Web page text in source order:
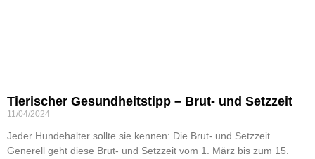
Tierischer Gesundheitstipp – Brut- und Setzzeit
11/04/2024
Jeder Hundehalter sollte sie kennen: Die Brut- und Setzzeit.
Generell geht diese Brut- und Setzzeit vom 1. März bis zum 15.